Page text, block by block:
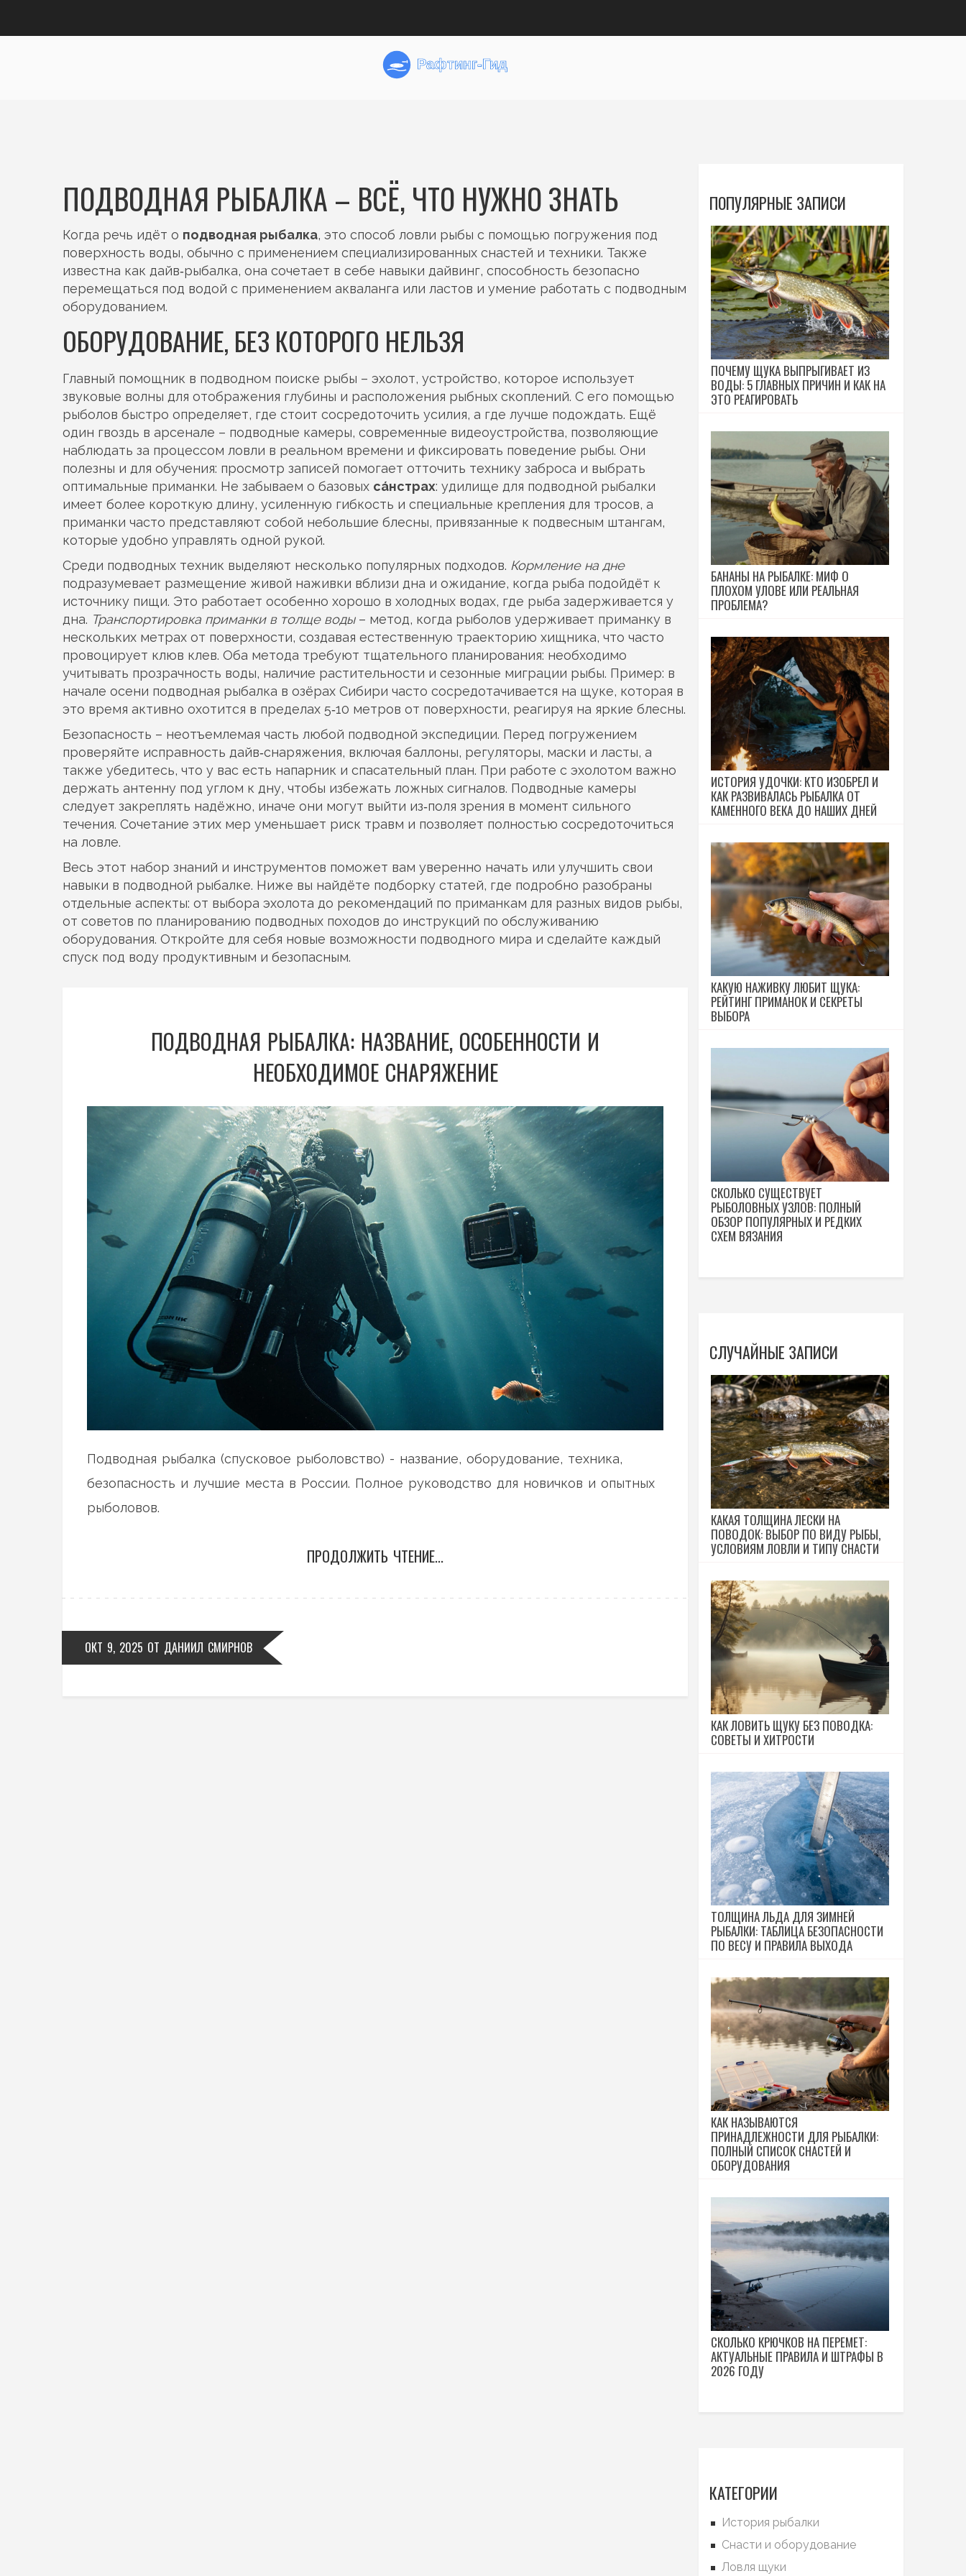
ПОДВОДНАЯ РЫБАЛКА – ВСЁ, ЧТО НУЖНО ЗНАТЬ
Когда речь идёт о подводная рыбалка, это способ ловли рыбы с помощью погружения под
поверхность воды, обычно с применением специализированных снастей и техники. Также
известна как дайв‑рыбалка, она сочетает в себе навыки дайвинг, способность безопасно
перемещаться под водой с применением акваланга или ластов и умение работать с подводным
оборудованием.
ОБОРУДОВАНИЕ, БЕЗ КОТОРОГО НЕЛЬЗЯ
Главный помощник в подводном поиске рыбы – эхолот, устройство, которое использует
звуковые волны для отображения глубины и расположения рыбных скоплений. С его помощью
рыболов быстро определяет, где стоит сосредоточить усилия, а где лучше подождать. Ещё
один гвоздь в арсенале – подводные камеры, современные видеоустройства, позволяющие
наблюдать за процессом ловли в реальном времени и фиксировать поведение рыбы. Они
полезны и для обучения: просмотр записей помогает отточить технику заброса и выбрать
оптимальные приманки. Не забываем о базовых са́нстрах: удилище для подводной рыбалки
имеет более короткую длину, усиленную гибкость и специальные крепления для тросов, а
приманки часто представляют собой небольшие блесны, привязанные к подвесным штангам,
которые удобно управлять одной рукой.
Среди подводных техник выделяют несколько популярных подходов. Кормление на дне
подразумевает размещение живой наживки вблизи дна и ожидание, когда рыба подойдёт к
источнику пищи. Это работает особенно хорошо в холодных водах, где рыба задерживается у
дна. Транспортировка приманки в толще воды– метод, когда рыболов удерживает приманку в
нескольких метрах от поверхности, создавая естественную траекторию хищника, что часто
провоцирует клюв клев. Оба метода требуют тщательного планирования: необходимо
учитывать прозрачность воды, наличие растительности и сезонные миграции рыбы. Пример: в
начале осени подводная рыбалка в озёрах Сибири часто сосредотачивается на щуке, которая в
это время активно охотится в пределах 5‑10 метров от поверхности, реагируя на яркие блесны.
Безопасность – неотъемлемая часть любой подводной экспедиции. Перед погружением
проверяйте исправность дайв‑снаряжения, включая баллоны, регуляторы, маски и ласты, а
также убедитесь, что у вас есть напарник и спасательный план. При работе с эхолотом важно
держать антенну под углом к дну, чтобы избежать ложных сигналов. Подводные камеры
следует закреплять надёжно, иначе они могут выйти из‑поля зрения в момент сильного
течения. Сочетание этих мер уменьшает риск травм и позволяет полностью сосредоточиться
на ловле.
Весь этот набор знаний и инструментов поможет вам уверенно начать или улучшить свои
навыки в подводной рыбалке. Ниже вы найдёте подборку статей, где подробно разобраны
отдельные аспекты: от выбора эхолота до рекомендаций по приманкам для разных видов рыбы,
от советов по планированию подводных походов до инструкций по обслуживанию
оборудования. Откройте для себя новые возможности подводного мира и сделайте каждый
спуск под воду продуктивным и безопасным.
ПОДВОДНАЯ РЫБАЛКА: НАЗВАНИЕ, ОСОБЕННОСТИ И
НЕОБХОДИМОЕ СНАРЯЖЕНИЕ
Подводная рыбалка (спусковое рыболовство) - название, оборудование, техника,
безопасность и лучшие места в России. Полное руководство для новичков и опытных
рыболовов.
ПРОДОЛЖИТЬ ЧТЕНИЕ...
ОКТ 9, 2025 ОТ ДАНИИЛ СМИРНОВ
ПОПУЛЯРНЫЕ ЗАПИСИ
ПОЧЕМУ ЩУКА ВЫПРЫГИВАЕТ ИЗ
ВОДЫ: 5 ГЛАВНЫХ ПРИЧИН И КАК НА
ЭТО РЕАГИРОВАТЬ
БАНАНЫ НА РЫБАЛКЕ: МИФ О
ПЛОХОМ УЛОВЕ ИЛИ РЕАЛЬНАЯ
ПРОБЛЕМА?
ИСТОРИЯ УДОЧКИ: КТО ИЗОБРЕЛ И
КАК РАЗВИВАЛАСЬ РЫБАЛКА ОТ
КАМЕННОГО ВЕКА ДО НАШИХ ДНЕЙ
КАКУЮ НАЖИВКУ ЛЮБИТ ЩУКА:
РЕЙТИНГ ПРИМАНОК И СЕКРЕТЫ
ВЫБОРА
СКОЛЬКО СУЩЕСТВУЕТ
РЫБОЛОВНЫХ УЗЛОВ: ПОЛНЫЙ
ОБЗОР ПОПУЛЯРНЫХ И РЕДКИХ
СХЕМ ВЯЗАНИЯ
СЛУЧАЙНЫЕ ЗАПИСИ
КАКАЯ ТОЛЩИНА ЛЕСКИ НА
ПОВОДОК: ВЫБОР ПО ВИДУ РЫБЫ,
УСЛОВИЯМ ЛОВЛИ И ТИПУ СНАСТИ
КАК ЛОВИТЬ ЩУКУ БЕЗ ПОВОДКА:
СОВЕТЫ И ХИТРОСТИ
ТОЛЩИНА ЛЬДА ДЛЯ ЗИМНЕЙ
РЫБАЛКИ: ТАБЛИЦА БЕЗОПАСНОСТИ
ПО ВЕСУ И ПРАВИЛА ВЫХОДА
КАК НАЗЫВАЮТСЯ
ПРИНАДЛЕЖНОСТИ ДЛЯ РЫБАЛКИ:
ПОЛНЫЙ СПИСОК СНАСТЕЙ И
ОБОРУДОВАНИЯ
СКОЛЬКО КРЮЧКОВ НА ПЕРЕМЕТ:
АКТУАЛЬНЫЕ ПРАВИЛА И ШТРАФЫ В
2026 ГОДУ
КАТЕГОРИИ
История рыбалки
Снасти и оборудование
Ловля щуки